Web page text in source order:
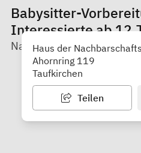
Babysitter-
Interessierte ab 12
Nachbarschaftshilfe
Haus der
Ahornring 119
Taufkirchen
Teilen